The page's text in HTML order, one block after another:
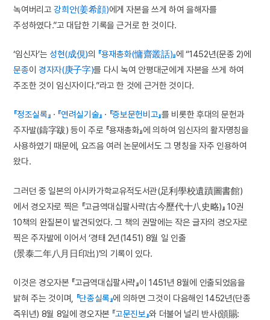
녹여버리고강희안(姜希顔)에게 자본을 쓰게 하여 을해자를
주성하였다.”고 대답한 기록을 근거로 한 것이다.
‘임신자’는 성현(成俔)의 『용재총화(慵齋叢話)』에 “1452년(문종 2)에
문종이경자자(庚子字)를 다시 녹여 안평대군에게 자본을 쓰게 하여
주조한 것이 임신자이다.”라고 한 것에 근거한 것이다.
『정조실록』 · 『연려실기술』 · 『증보문헌비고』를 비롯한 후대의 문헌과
주자발(鑄字跋) 등이 주로 『용재총화』에 의하여 임신자의 활자명칭을
사용하였기 때문에, 요즈음 여러 논문에서도 그 명칭을 자주 인용하여
왔다.
그러던 중 일본의 아시카가학교유적도서관(足利學校遺蹟圖書館)
에서 경오자로 찍은 『고금역대십팔사략(古今歷代十八史略)』 10권
10책의 완질본이 발견되었다. 그 책의 권말에는 작은 글자의 경오자로
찍은 주자발에 이어서 ‘경태 2년(1451) 8월 일 인출
(景泰二年八月日印出)’의 기록이 있다.
이것은 경오자본 『고금역대십팔사략』이 1451년 8월에 인출되었음을
밝혀 주는 것이며,
『단종실록』에 의하면 그것이 다음해인 1452년(단종
즉위년) 8월 8일에 경오자본 『고문진보』와 더불어 널리 반사(頒賜: